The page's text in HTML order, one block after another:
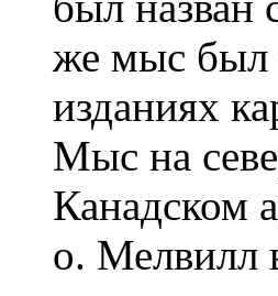
же мыс был
изданиях
Мыс на
Канадском
о. Мелвилл